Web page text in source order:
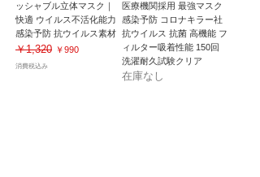
ッシャブル立体マスク｜
快適 ウイルス不活化能力
感染予防 抗ウイルス素材
通常価格
￥1,320 セール価格
￥990
消費税込み
医療機関採用 最強マスク
感染予防 コロナキラー社
抗ウイルス 抗菌 高機能 フ
ィルター吸着性能 150回
洗濯耐久試験クリア
在庫なし